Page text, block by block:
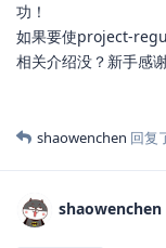
功！
如果要使project-
相关介绍没？新手感
shaowenchen 回复
shaowenchen